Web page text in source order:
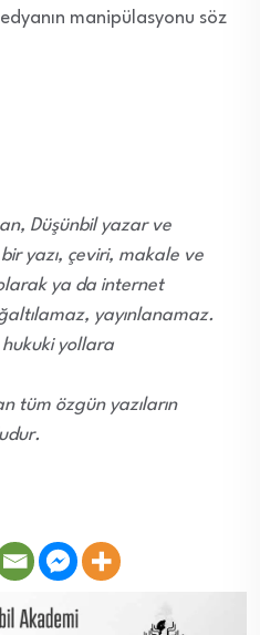
manipülasyonu söz
Düşünbil yazar ve
yazı, çeviri, makale ve
ya da internet
yayınlanamaz.
hukuki yollara
tüm özgün yazıların